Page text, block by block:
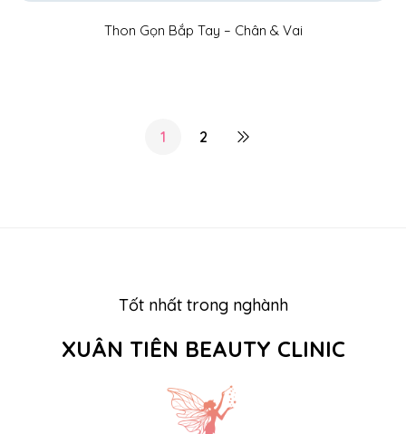
Thon Gọn Bắp Tay – Chân & Vai
1 2
Tốt nhất trong nghành
XUÂN TIÊN BEAUTY CLINIC